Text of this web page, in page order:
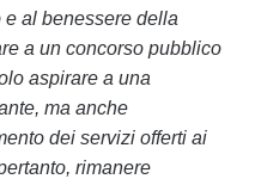
al benessere della
a un concorso pubblico
aspirare a una
ma anche
dei servizi offerti ai
rimanere